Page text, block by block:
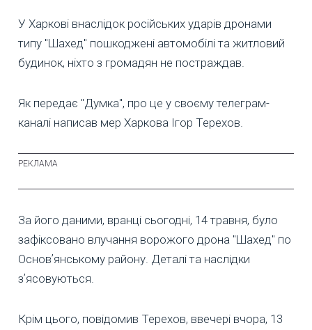
У Харкові внаслідок російських ударів дронами
типу "Шахед" пошкоджені автомобілі та житловий
будинок, ніхто з громадян не постраждав.
Як передає "Думка", про це у своєму телеграм-
каналі написав мер Харкова Ігор Терехов.
За його даними, вранці сьогодні, 14 травня, було
зафіксовано влучання ворожого дрона "Шахед" по
Основʼянському району. Деталі та наслідки
зʼясовуються.
Крім цього, повідомив Терехов, ввечері вчора, 13